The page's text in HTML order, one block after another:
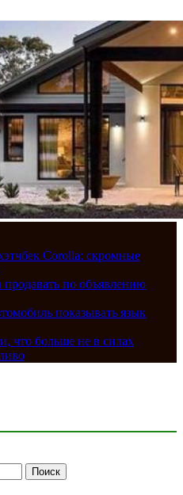
Corolla: скромные
по объявлению
показывать язык
что больше не в силах